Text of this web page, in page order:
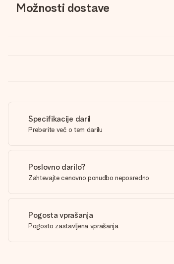
Možnosti dostave
Specifikacije daril
Preberite več o tem darilu
Poslovno darilo?
Zahtevajte cenovno ponudbo neposredno
Pogosta vprašanja
Pogosto zastavljena vprašanja